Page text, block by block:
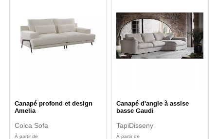
Canapé profond et design
Amelia
Colca Sofa
À partir de
Canapé d'angle à assise
basse Gaudi
TapiDisseny
À partir de